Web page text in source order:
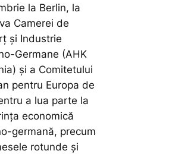
la Berlin, la
Camerei de
și Industrie
Germane (AHK
și a Comitetului
pentru Europa de
a lua parte la
economică
germană, precum
rotunde și